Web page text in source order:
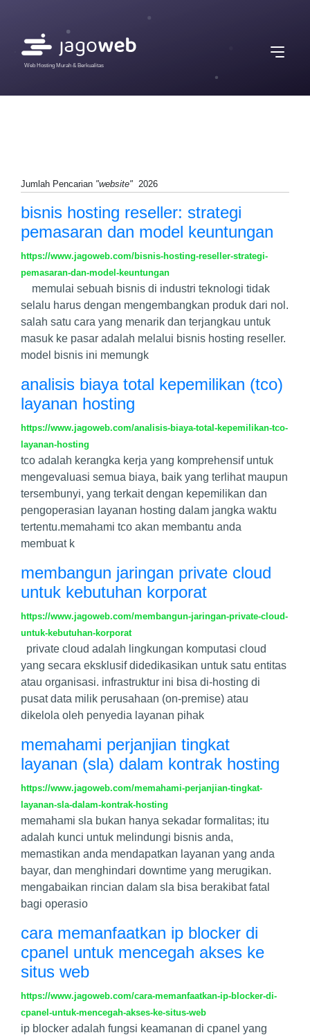
Web Hosting Murah & Berkualitas
Jumlah Pencarian "website" 2026
bisnis hosting reseller: strategi
pemasaran dan model keuntungan
https://www.jagoweb.com/bisnis-hosting-reseller-strategi-
pemasaran-dan-model-keuntungan
memulai sebuah bisnis di industri teknologi tidak
selalu harus dengan mengembangkan produk dari nol.
salah satu cara yang menarik dan terjangkau untuk
masuk ke pasar adalah melalui bisnis hosting reseller.
model bisnis ini memungk
analisis biaya total kepemilikan (tco)
layanan hosting
https://www.jagoweb.com/analisis-biaya-total-kepemilikan-tco-
layanan-hosting
tco adalah kerangka kerja yang komprehensif untuk
mengevaluasi semua biaya, baik yang terlihat maupun
tersembunyi, yang terkait dengan kepemilikan dan
pengoperasian layanan hosting dalam jangka waktu
tertentu.memahami tco akan membantu anda
membuat k
membangun jaringan private cloud
untuk kebutuhan korporat
https://www.jagoweb.com/membangun-jaringan-private-cloud-
untuk-kebutuhan-korporat
private cloud adalah lingkungan komputasi cloud
yang secara eksklusif didedikasikan untuk satu entitas
atau organisasi. infrastruktur ini bisa di-hosting di
pusat data milik perusahaan (on-premise) atau
dikelola oleh penyedia layanan pihak
memahami perjanjian tingkat
layanan (sla) dalam kontrak hosting
https://www.jagoweb.com/memahami-perjanjian-tingkat-
layanan-sla-dalam-kontrak-hosting
memahami sla bukan hanya sekadar formalitas; itu
adalah kunci untuk melindungi bisnis anda,
memastikan anda mendapatkan layanan yang anda
bayar, dan menghindari downtime yang merugikan.
mengabaikan rincian dalam sla bisa berakibat fatal
bagi operasio
cara memanfaatkan ip blocker di
cpanel untuk mencegah akses ke
situs web
https://www.jagoweb.com/cara-memanfaatkan-ip-blocker-di-
cpanel-untuk-mencegah-akses-ke-situs-web
ip blocker adalah fungsi keamanan di cpanel yang